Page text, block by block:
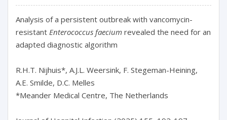
Analysis of a persistent outbreak with vancomycin-
resistant Enterococcus faecium revealed the need for an
adapted diagnostic algorithm
R.H.T. Nijhuis*, A.J.L. Weersink, F. Stegeman-Heining,
A.E. Smilde, D.C. Melles
*Meander Medical Centre, The Netherlands